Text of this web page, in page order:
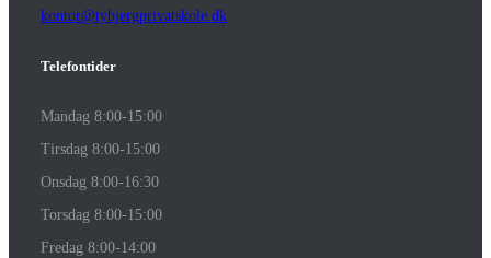
kontor@tybjergprivatskole.dk
Telefontider
Mandag 8:00-15:00
Tirsdag 8:00-15:00
Onsdag 8:00-16:30
Torsdag 8:00-15:00
Fredag 8:00-14:00